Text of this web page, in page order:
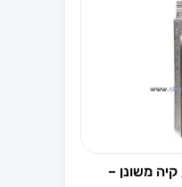
משונן –